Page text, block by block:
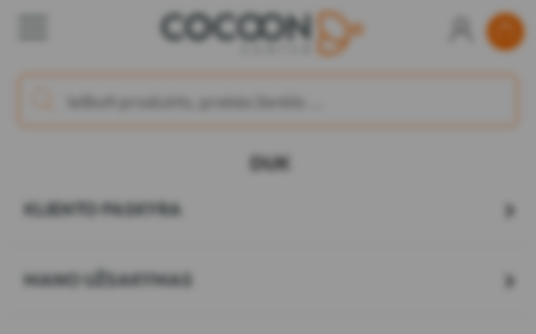
DUK
KLIENTO PASKYRA
MANO UŽSAKYMAS